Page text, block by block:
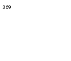
369